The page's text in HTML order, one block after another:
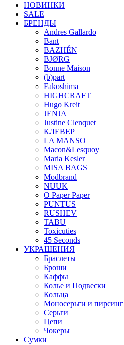
НОВИНКИ
SALE
БРЕНДЫ
Andres Gallardo
Bant
BAZHÉN
BJØRG
Bonne Maison
(b)part
Fakoshima
HIGHCRAFT
Hugo Kreit
JENJA
Justine Clenquet
КЛЕВЕР
LA MANSO
Macon&Lesquoy
Maria Kesler
MISA BAGS
Modbrand
NUUK
O Paper Paper
PUNTUS
RUSHEV
TABU
Toxicuties
45 Seconds
УКРАШЕНИЯ
Браслеты
Броши
Каффы
Колье и Подвески
Кольца
Моносерьги и пирсинг
Серьги
Цепи
Чокеры
Сумки